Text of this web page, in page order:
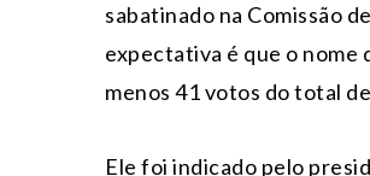
sabatinado na Comissão
expectativa é que o nome
menos 41 votos do total
Ele foi indicado pelo